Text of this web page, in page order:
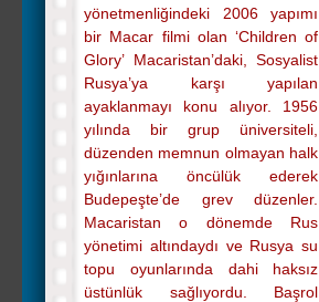
yönetmenliğindeki 2006 yapımı
bir Macar filmi olan ‘Children of
Glory’ Macaristan’daki, Sosyalist
Rusya’ya karşı yapılan
ayaklanmayı konu alıyor. 1956
yılında bir grup üniversiteli,
düzenden memnun olmayan halk
yığınlarına öncülük ederek
Budepeşte’de grev düzenler.
Macaristan o dönemde Rus
yönetimi altındaydı ve Rusya su
topu oyunlarında dahi haksız
üstünlük sağlıyordu. Başrol